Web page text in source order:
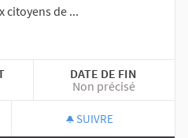
citoyens de ...
DATE DE FIN
Non précisé
SUIVRE